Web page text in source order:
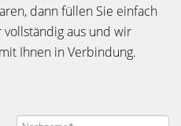
dann füllen Sie einfach
aus und wir
Ihnen in Verbindung.